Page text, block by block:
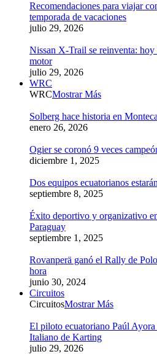
Recomendaciones para viajar
temporada de vacaciones
julio 29, 2026
Nissan X-Trail se reinventa:
motor
julio 29, 2026
WRC
WRCMostrar Más
Solberg hace historia en
enero 26, 2026
Ogier se coronó 9 veces
diciembre 1, 2025
Dos equipos ecuatorianos
septiembre 8, 2025
Éxito deportivo y organizativo
Paraguay
septiembre 1, 2025
Rovanperä ganó el Rally de
hora
junio 30, 2024
Circuitos
CircuitosMostrar Más
El piloto ecuatoriano Paúl
Italiano de Karting
julio 29, 2026